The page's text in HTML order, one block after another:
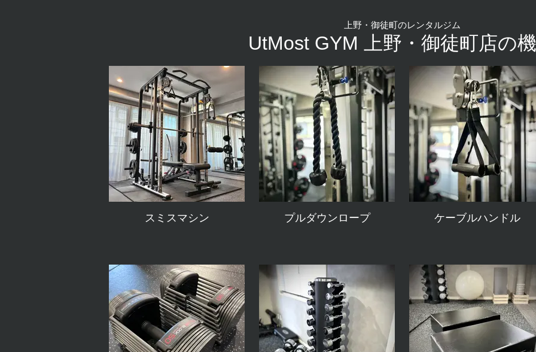
上野・御徒町のレンタルジム
UtMost GYM 上野・御徒町店の
スミスマシン プルダウンロープ ケーブルハンドル